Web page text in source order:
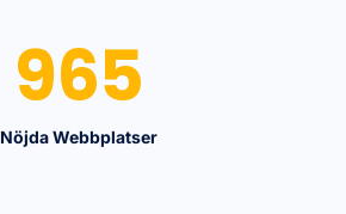
Nöjda Webbplatser
965